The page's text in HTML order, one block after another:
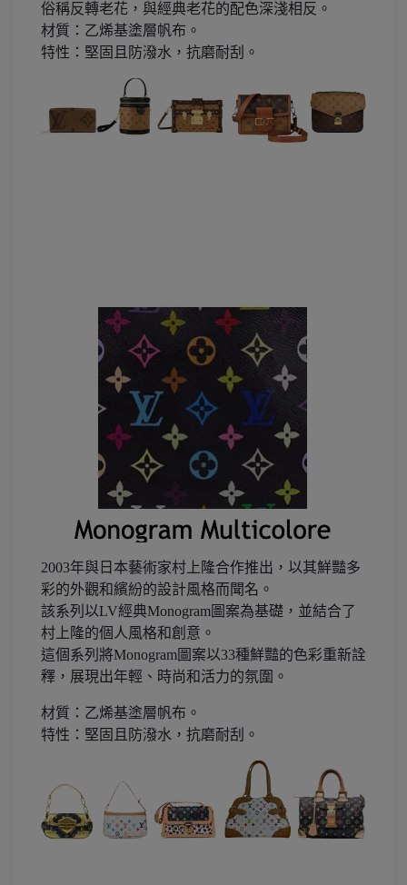
俗稱反轉老花，與經典老花的配色深淺相反。
材質：乙烯基塗層帆布。
特性：堅固且防潑水，抗磨耐刮。
2003年與日本藝術家村上隆合作推出，以其鮮豔多
彩的外觀和繽紛的設計風格而聞名。
該系列以LV經典Monogram圖案為基礎，並結合了
村上隆的個人風格和創意。
這個系列將Monogram圖案以33種鮮豔的色彩重新詮
釋，展現出年輕、時尚和活力的氛圍。
材質：乙烯基塗層帆布。
特性：堅固且防潑水，抗磨耐刮。